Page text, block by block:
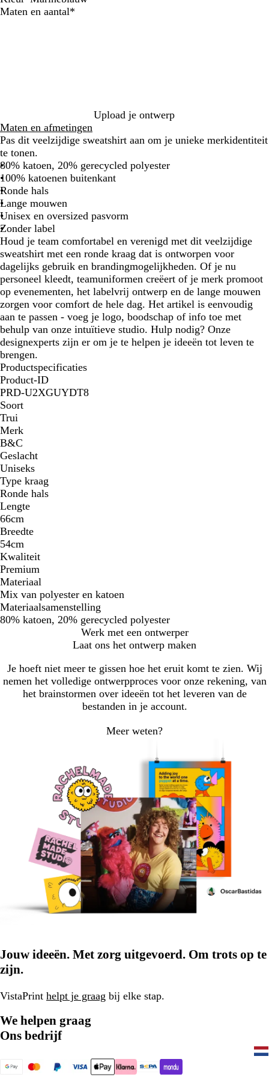
W
M
A
l
Z
M
u
w
S
r
i
j
s
Maten en aantal*
Upload je ontwerp
Maten en afmetingen
Pas dit veelzijdige sweatshirt aan om je unieke merkidentiteit
te tonen.
80% katoen, 20% gerecycled polyester
100% katoenen buitenkant
Ronde hals
Lange mouwen
Unisex en oversized pasvorm
Zonder label
Houd je team comfortabel en verenigd met dit veelzijdige
sweatshirt met een ronde kraag dat is ontworpen voor
dagelijks gebruik en brandingmogelijkheden. Of je nu
personeel kleedt, teamuniformen creëert of je merk promoot
op evenementen, het labelvrij ontwerp en de lange mouwen
zorgen voor comfort de hele dag. Het artikel is eenvoudig
aan te passen - voeg je logo, boodschap of info toe met
behulp van onze intuïtieve studio. Hulp nodig? Onze
designexperts zijn er om je te helpen je ideeën tot leven te
brengen.
Productspecificaties
Product-ID
PRD-U2XGUYDT8
Soort
Trui
Merk
B&C
Geslacht
Uniseks
Type kraag
Ronde hals
Lengte
66cm
Breedte
54cm
Kwaliteit
Premium
Materiaal
Mix van polyester en katoen
Materiaalsamenstelling
80% katoen, 20% gerecycled polyester
Werk met een ontwerper
Laat ons het ontwerp maken
Je hoeft niet meer te gissen hoe het eruit komt te zien. Wij
nemen het volledige ontwerpproces voor onze rekening, van
het brainstormen over ideeën tot het leveren van de
bestanden in je account.
Meer weten?
Jouw ideeën. Met zorg uitgevoerd. Om trots op te
zijn.
VistaPrint helpt je graag bij elke stap.
We helpen graag
Ons bedrijf